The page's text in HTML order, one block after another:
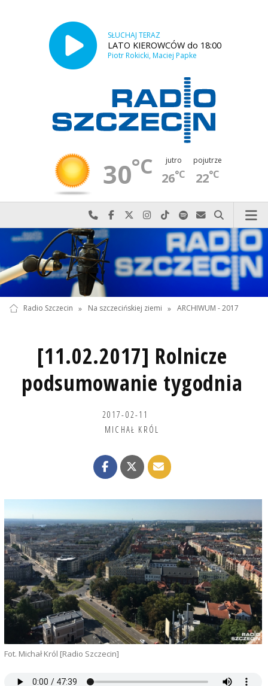
SŁUCHAJ TERAZ
LATO KIEROWCÓW do 18:00
Piotr Rokicki, Maciej Papke
30°C jutro
26°C
pojutrze
22°C
Najlepiej po prostu do nas zadzwoń
Odwiedź nas na Facebook-u
Odwiedź nas na X
Odwiedź nas na Instagram-ie
Odwiedź nas na TikTok-u
Szukaj nas na Spotify
Wyślij do nas
Szukaj
Radio Szczecin » Na szczecińskiej ziemi » ARCHIWUM - 2017
[11.02.2017] Rolnicze
podsumowanie tygodnia
2017-02-11
MICHAŁ KRÓL
Fot. Michał Król [Radio Szczecin]